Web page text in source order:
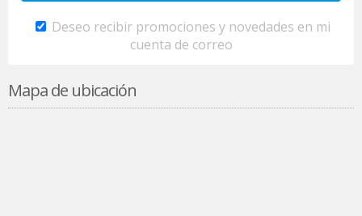
Deseo recibir promociones y novedades en mi
cuenta de correo
Mapa de ubicación